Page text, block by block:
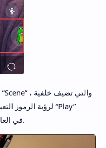
لإسقاط رمز AR emoji في العالم الحقيقي.